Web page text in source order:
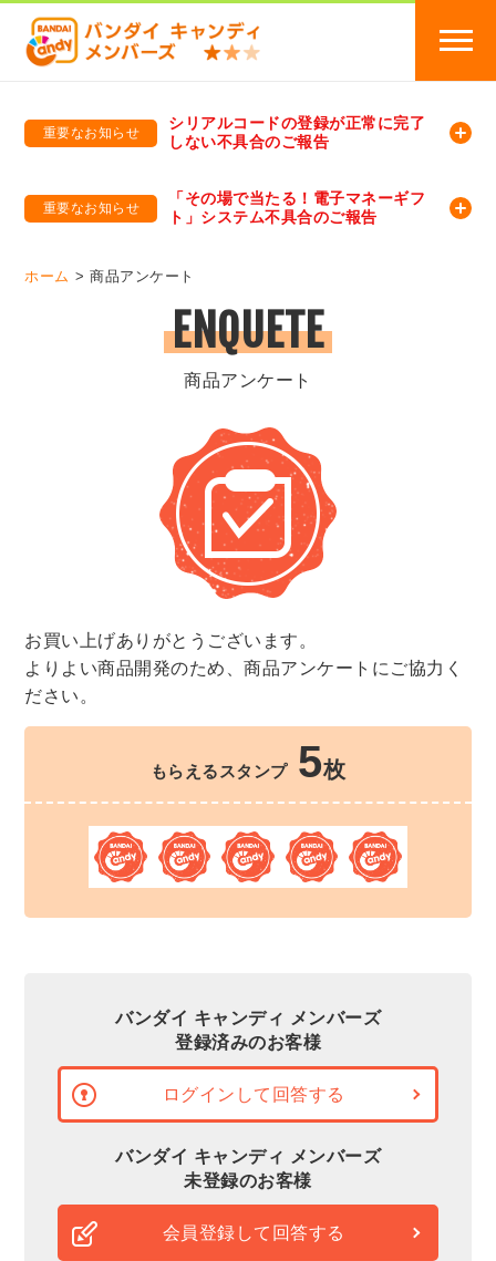
重要なお知らせ
シリアルコードの登録が正常に完了
しない不具合のご報告
重要なお知らせ
「その場で当たる！電子マネーギフ
ト」システム不具合のご報告
ホーム 商品アンケート
ENQUETE
商品アンケート
お買い上げありがとうございます。
よりよい商品開発のため、商品アンケートにご協力く
ださい。
もらえるスタンプ 5枚
バンダイ キャンディ メンバーズ
登録済みのお客様
ログインして回答する
バンダイ キャンディ メンバーズ
未登録のお客様
会員登録して回答する